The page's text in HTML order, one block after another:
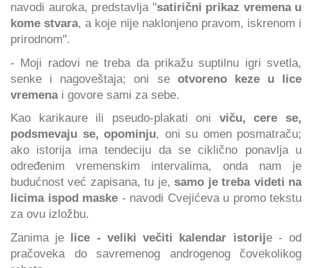
navodi auroka, predstavlja "satirični prikaz vremena u
kome stvara, a koje nije naklonjeno pravom, iskrenom i
prirodnom".
- Moji radovi ne treba da prikažu suptilnu igri svetla,
senke i nagoveštaja; oni se otvoreno keze u lice
vremenai govore sami za sebe.
Kao karikaure ili pseudo-plakati oni viču, cere se,
podsmevaju se, opominju, oni su omen posmatraču;
ako istorija ima tendeciju da se ciklično ponavlja u
određenim vremenskim intervalima, onda nam je
budućnost već zapisana, tu je, samo je treba videti na
licima ispod maske - navodi Cvejićeva u promo tekstu
za ovu izložbu.
Zanima je lice - veliki večiti kalendar istorije - od
pračoveka do savremenog androgenog čovekolikog